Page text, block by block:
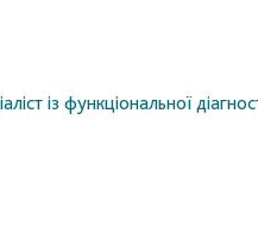
із функціональної